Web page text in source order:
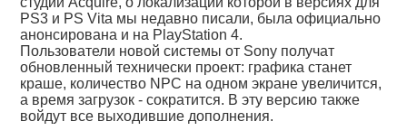
PS3 и PS Vita мы недавно писали, была официально
анонсирована и на PlayStation 4.
Пользователи новой системы от Sony получат
обновленный технически проект: графика станет
краше, количество NPC на одном экране увеличится,
а время загрузок - сократится. В эту версию также
войдут все выходившие дополнения.